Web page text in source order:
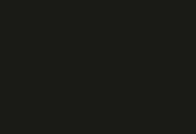
atual)
(19/5).
apenas